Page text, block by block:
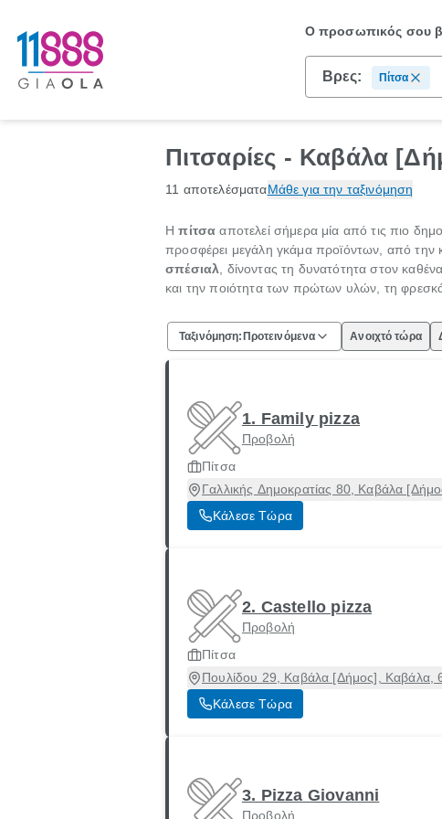
Ο προσωπικός σου
Βρες: Πίτσα
Πιτσαρίες - Καβάλα
11 αποτελέσματαΜάθε για την ταξινόμηση
Ηπίτσα αποτελεί σήμερα μία από τις πιο
προσφέρει μεγάλη γκάμα προϊόντων, από την
σπέσιαλ , δίνοντας τη δυνατότητα στον
και την ποιότητα των πρώτων υλών, τη
Ταξινόμηση: Προτεινόμενα Ανοιχτό τώρα
1. Family pizza
Προβολή
Πίτσα
Γαλλικής Δημοκρατίας 80, Καβάλα
Κάλεσε Τώρα
2. Castello pizza
Προβολή
Πίτσα
Πουλίδου 29, Καβάλα [Δήμος], Καβάλα,
Κάλεσε Τώρα
3. Pizza Giovanni
Προβολή